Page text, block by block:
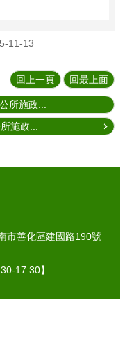
11-13
回上一頁 回最上面
所施政...
施政...
善化區建國路190號
17:30】